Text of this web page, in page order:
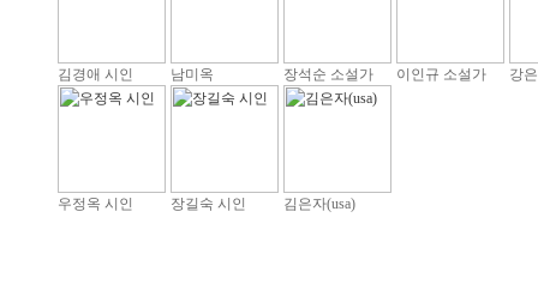
김경애 시인 남미옥 장석순 소설가 이인규 소설가 강
우정옥 시인 장길숙 시인 김은자(usa)